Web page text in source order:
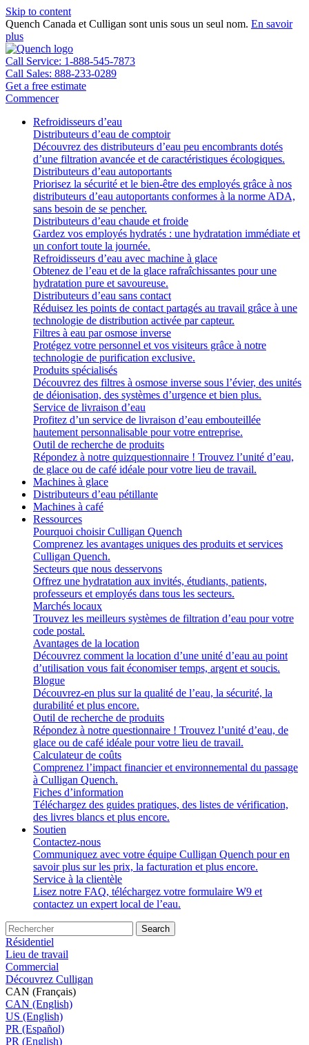
Skip to content
Quench Canada et Culligan sont unis sous un seul nom. En savoir
plus
Call Service: 1-888-545-7873
Call Sales: 888-233-0289
Get a free estimate
Commencer
Refroidisseurs d’eau
Distributeurs d’eau de comptoir
Découvrez des distributeurs d’eau peu encombrants dotés
d’une filtration avancée et de caractéristiques écologiques.
Distributeurs d’eau autoportants
Priorisez la sécurité et le bien-être des employés grâce à nos
distributeurs d’eau autoportants conformes à la norme ADA,
sans besoin de se pencher.
Distributeurs d’eau chaude et froide
Gardez vos employés hydratés : une hydratation immédiate et
un confort toute la journée.
Refroidisseurs d’eau avec machine à glace
Obtenez de l’eau et de la glace rafraîchissantes pour une
hydratation pure et savoureuse.
Distributeurs d’eau sans contact
Réduisez les points de contact partagés au travail grâce à une
technologie de distribution activée par capteur.
Filtres à eau par osmose inverse
Protégez votre personnel et vos visiteurs grâce à notre
technologie de purification exclusive.
Produits spécialisés
Découvrez des filtres à osmose inverse sous l’évier, des unités
de déionisation, des systèmes d’urgence et bien plus.
Service de livraison d’eau
Profitez d’un service de livraison d’eau embouteillée
hautement personnalisable pour votre entreprise.
Outil de recherche de produits
Répondez à notre quizquestionnaire ! Trouvez l’unité d’eau,
de glace ou de café idéale pour votre lieu de travail.
Machines à glace
Distributeurs d’eau pétillante
Machines à café
Ressources
Pourquoi choisir Culligan Quench
Comprenez les avantages uniques des produits et services
Culligan Quench.
Secteurs que nous desservons
Offrez une hydratation aux invités, étudiants, patients,
professeurs et employés dans tous les secteurs.
Marchés locaux
Trouvez les meilleurs systèmes de filtration d’eau pour votre
code postal.
Avantages de la location
Découvrez comment la location d’une unité d’eau au point
d’utilisation vous fait économiser temps, argent et soucis.
Blogue
Découvrez-en plus sur la qualité de l’eau, la sécurité, la
durabilité et plus encore.
Outil de recherche de produits
Répondez à notre questionnaire ! Trouvez l’unité d’eau, de
glace ou de café idéale pour votre lieu de travail.
Calculateur de coûts
Comprenez l’impact financier et environnemental du passage
à Culligan Quench.
Fiches d’information
Téléchargez des guides pratiques, des listes de vérification,
des livres blancs et plus encore.
Soutien
Contactez-nous
Communiquez avec votre équipe Culligan Quench pour en
savoir plus sur les prix, la facturation et plus encore.
Service à la clientèle
Lisez notre FAQ, téléchargez votre formulaire W9 et
contactez un expert local de l’eau.
Search
Résidentiel
Lieu de travail
Commercial
Découvrez Culligan
CAN (Français)
CAN (English)
US (English)
PR (Español)
PR (English)